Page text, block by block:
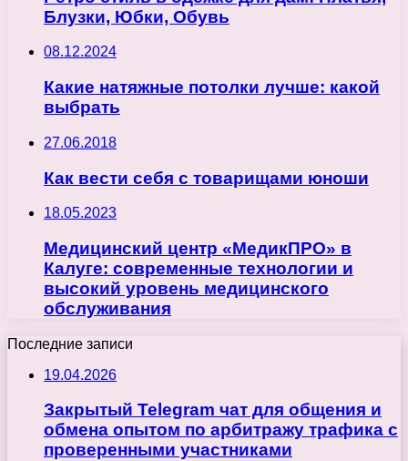
Блузки, Юбки, Обувь
08.12.2024
Какие натяжные потолки лучше: какой
выбрать
27.06.2018
Как вести себя с товарищами юноши
18.05.2023
Медицинский центр «МедикПРО» в
Калуге: современные технологии и
высокий уровень медицинского
обслуживания
Последние записи
19.04.2026
Закрытый Telegram чат для общения и
обмена опытом по арбитражу трафика с
проверенными участниками